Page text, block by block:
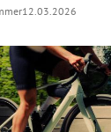
12.03.2026